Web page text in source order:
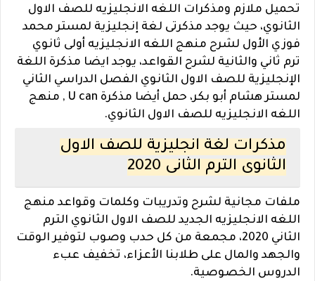
تحميل ملازم ومذكرات اللغه الانجليزيه للصف الاول
الثانوي، حيث يوجد مذكرتى لغة إنجليزية لمستر محمد
فوزي الأول لشرح منهج اللغه الانجليزيه أولى ثانوي
ترم ثاني والثانية لشرح القواعد، يوجد ايضا مذكرة اللغة
الإنجليزية للصف الاول الثانوي الفصل الدراسي الثاني
لمستر هشام أبو بكر، حمل أيضا مذكرة U can , منهج
اللغه الانجليزيه للصف الاول الثانوي.
مذكرات لغة انجليزية للصف الاول
الثانوى الترم الثانى 2020
ملفات مجانية لشرح وتدريبات وكلمات وقواعد منهج
اللغه الانجليزيه الجديد للصف الاول الثانوي الترم
الثاني 2020، مجمعة من كل حدب وصوب لتوفير الوقت
والجهد والمال على طلابنا الأعزاء، تخفيف عبء
الدروس الخصوصية.